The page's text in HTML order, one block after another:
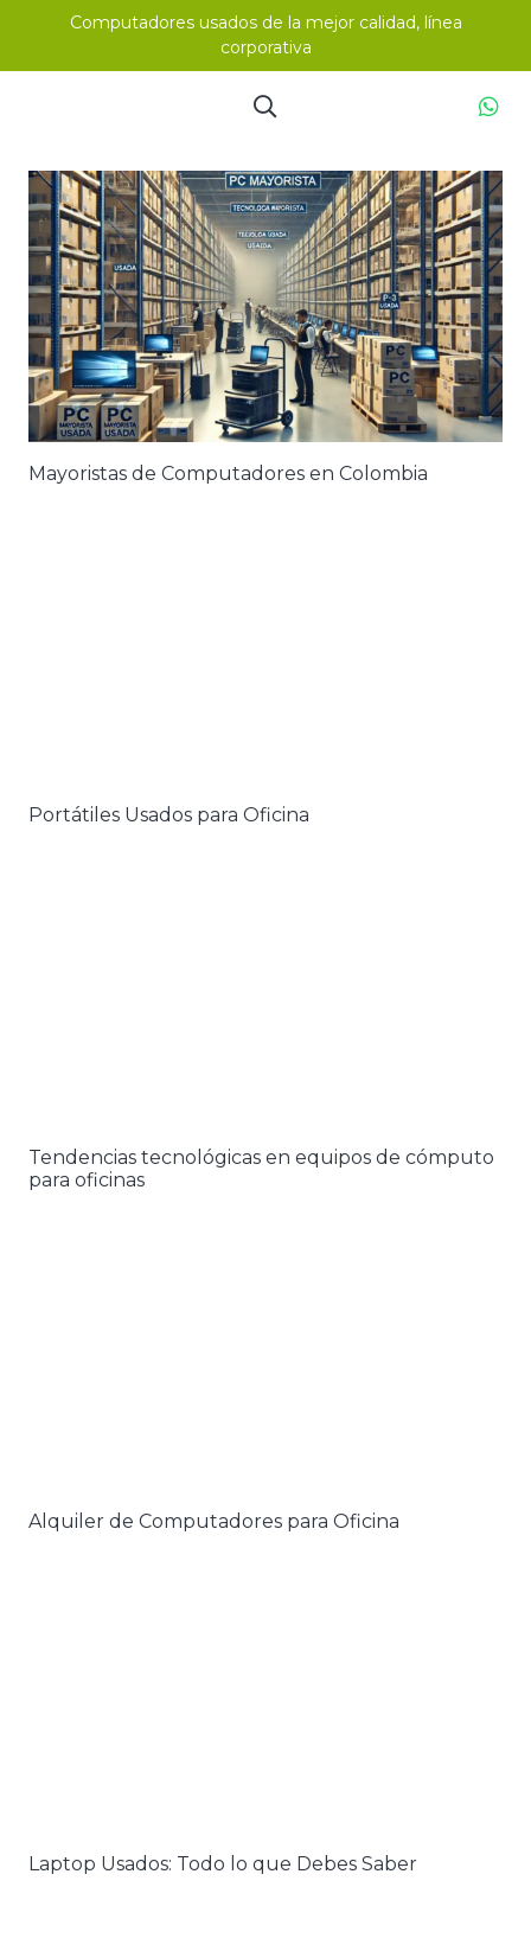
Computadores usados de la mejor calidad, línea
corporativa
Mayoristas de Computadores en Colombia
Portátiles Usados para Oficina
Tendencias tecnológicas en equipos de cómputo
para oficinas
Alquiler de Computadores para Oficina
Laptop Usados: Todo lo que Debes Saber